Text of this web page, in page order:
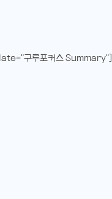
구루포커스 Summary"]